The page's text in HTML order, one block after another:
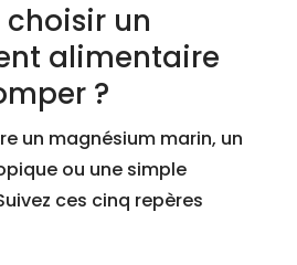
un
alimentaire
?
un magnésium marin, un
ou une simple
ces cinq repères